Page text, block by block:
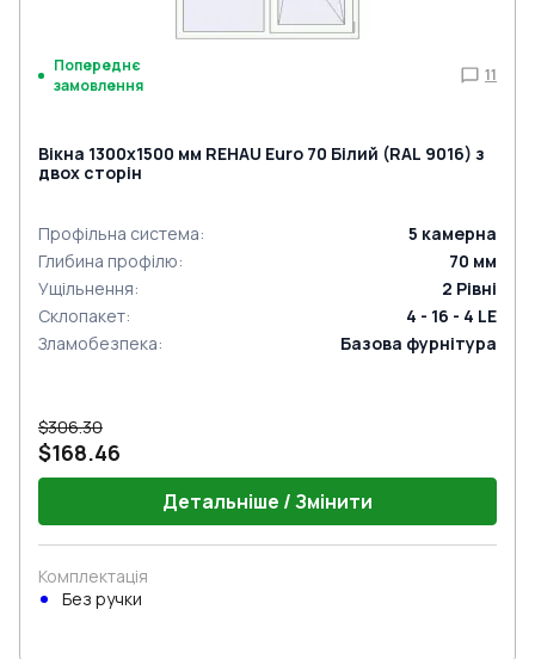
Попереднє
замовлення
11
Вікна 1300x1500 мм REHAU Euro 70 Білий (RAL 9016) з
двох сторін
Профільна система: 5 камерна
Глибина профілю: 70 мм
Ущільнення: 2 Рівні
Склопакет:
4 - 16 - 4 LE
Зламобезпека: Базова фурнітура
$306.30
$168.46
Детальніше / Змінити
Комплектація
Без ручки